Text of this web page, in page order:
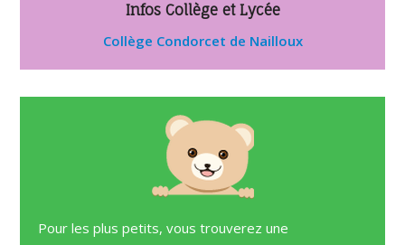
Infos Collège et Lycée
Collège Condorcet de Nailloux
Pour les plus petits, vous trouverez une